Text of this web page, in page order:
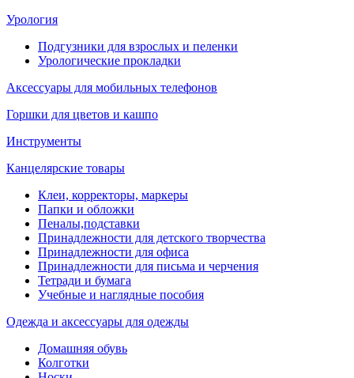
Урология
Подгузники для взрослых и пеленки
Урологические прокладки
Аксессуары для мобильных телефонов
Горшки для цветов и кашпо
Инструменты
Канцелярские товары
Клеи, корректоры, маркеры
Папки и обложки
Пеналы,подставки
Принадлежности для детского творчества
Принадлежности для офиса
Принадлежности для письма и черчения
Тетради и бумага
Учебные и наглядные пособия
Одежда и аксессуары для одежды
Домашняя обувь
Колготки